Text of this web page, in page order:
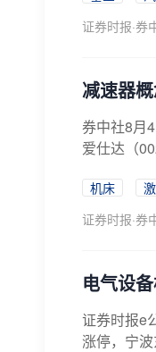
证券时报·券
减速器
券中社8月
爱仕达（
机床
证券时报·券
电气设
证券时报e
涨停，宁